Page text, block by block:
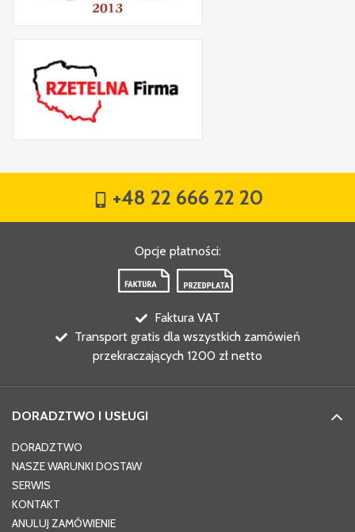
+48 22 666 22 20
Opcje płatności:
Faktura VAT
Transport gratis dla wszystkich zamówień
przekraczających 1200 zł netto
DORADZTWO I USŁUGI
DORADZTWO
NASZE WARUNKI DOSTAW
SERWIS
KONTAKT
ANULUJ ZAMÓWIENIE